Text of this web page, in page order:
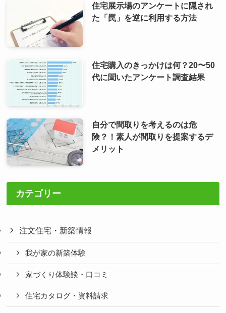
住宅展示場のアンケートに隠され
た「罠」を逆に利用する方法
住宅購入のきっかけは何？20〜50
代に聞いたアンケート調査結果
自分で間取りを考えるのは危
険？！素人が間取りを提案するデ
メリット
カテゴリー
注文住宅・新築情報
我が家の新築体験
家づくり体験談・口コミ
住宅カタログ・資料請求